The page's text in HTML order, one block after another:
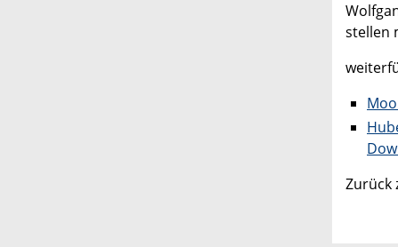
stellen
Zurück